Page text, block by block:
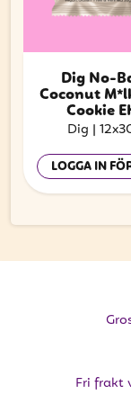
Dig No-
Coconut
Cookie
Dig |
LOGGA IN
Fri frakt